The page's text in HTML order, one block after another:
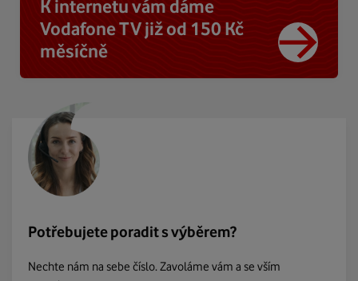
K internetu vám dáme
Vodafone TV již od 150 Kč
měsíčně
Potřebujete poradit s výběrem?
Nechte nám na sebe číslo. Zavoláme vám a se vším